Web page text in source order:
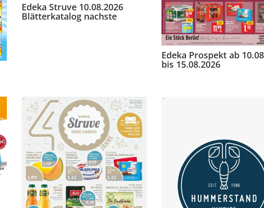
Edeka Struve 10.08.2026
Blätterkatalog nachste
Edeka Prospekt ab
bis 15.08.2026